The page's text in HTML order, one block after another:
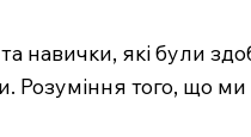
навички, які були
Розуміння того, що